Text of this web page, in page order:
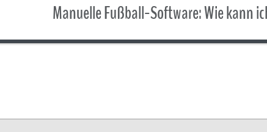
Manuelle Fußball-Software: Wie kann